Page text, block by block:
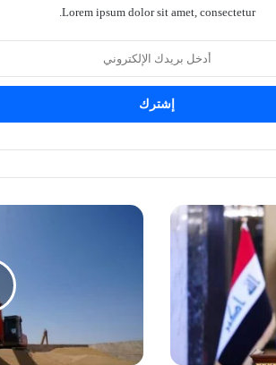
Lorem ipsum dolor sit amet, consectetur.